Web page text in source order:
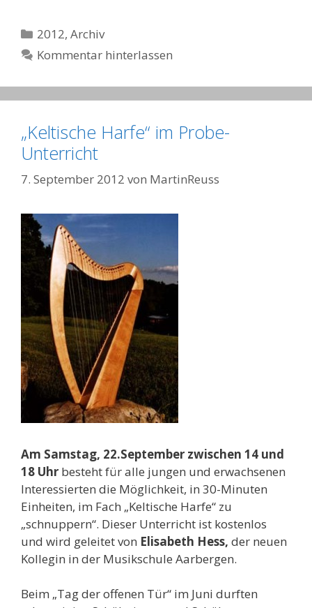
Kategorien
2012,Archiv
Kommentar hinterlassen
„Keltische Harfe“ im Probe-
Unterricht
7. September 2012 von MartinReuss
Am Samstag, 22.September zwischen 14 und
18 Uhr besteht für alle jungen und erwachsenen
Interessierten die Möglichkeit, in 30-Minuten
Einheiten, im Fach „Keltische Harfe“ zu
„schnuppern“. Dieser Unterricht ist kostenlos
und wird geleitet von Elisabeth Hess, der neuen
Kollegin in der Musikschule Aarbergen.
Beim „Tag der offenen Tür“ im Juni durften